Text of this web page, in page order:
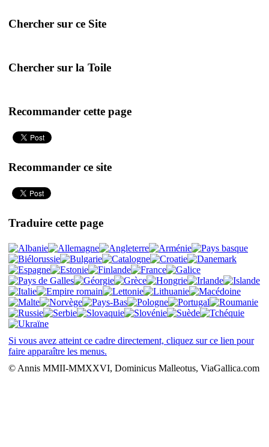
Chercher sur ce Site
Chercher sur la Toile
Recommander cette page
Recommander ce site
Traduire cette page
Si vous avez atteint ce cadre directement, cliquez sur ce lien pour
faire apparaître les menus.
© Annis MMII-MMXXVI, Dominicus Malleotus, ViaGallica.com